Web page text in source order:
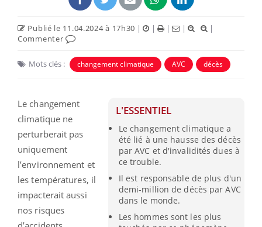
Publié le 11.04.2024 à 17h30 | | | |
|
Commenter
Mots clés : changement climatique AVC décès
L'ESSENTIEL
Le changement climatique a
été lié à une hausse des décès
par AVC et d'invalidités dues à
ce trouble.
Il est responsable de plus d'un
demi-million de décès par AVC
dans le monde.
Les hommes sont les plus
Le changement
climatique ne
perturberait pas
uniquement
l’environnement et
les températures, il
impacterait aussi
nos risques